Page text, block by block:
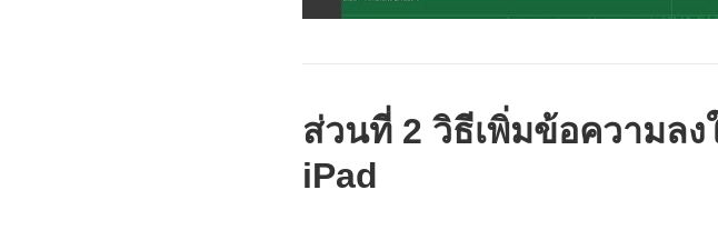
ส่วนที่ 2 วิธีเพิ่มข้อความล
iPad